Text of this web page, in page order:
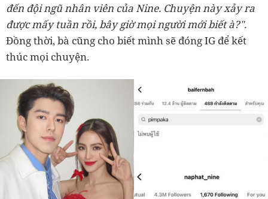
đến đội ngũ nhân viên của Nine. Chuyện này xảy ra
được mấy tuần rồi, bây giờ mọi người mới biết à?".
Đồng thời, bà cũng cho biết mình sẽ đóng IG để kết
thúc mọi chuyện.